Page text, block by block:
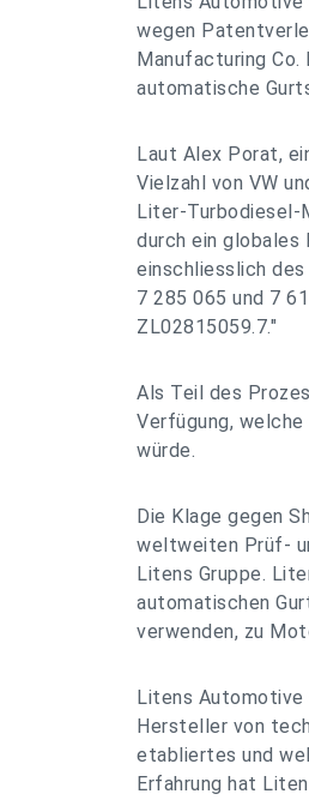
wegen
Manufacturing
automatische
Laut Alex Porat,
Vielzahl von VW
Liter-Turbodiesel-
durch ein
einschliesslich
7 285 065 und 7
ZL02815059.7."
Als Teil des
Verfügung,
würde.
Die Klage gegen
weltweiten Prüf-
Litens Gruppe.
automatischen
verwenden, zu
Litens Automotive
Hersteller von
etabliertes und
Erfahrung hat